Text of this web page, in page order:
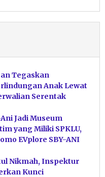
Tegaskan
Anak Lewat
Serentak
Jadi Museum
yang Miliki SPKLU,
EVplore SBY-ANI
Nikmah, Inspektur
Kunci